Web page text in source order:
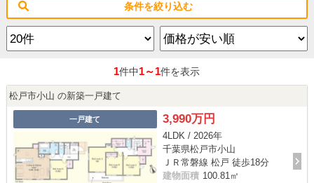
条件を絞り込む
1件中1～1件を表示
松戸市小山 の新築一戸建て
一戸建て 3,990万円
4LDK / 2026年
千葉県松戸市小山
ＪＲ常磐線 松戸 徒歩18分
建物面積 100.81㎡